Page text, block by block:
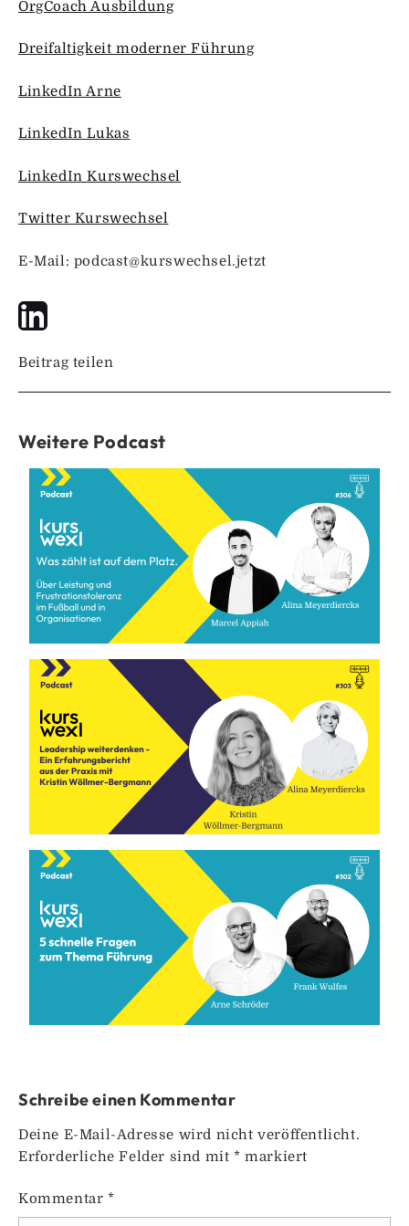
OrgCoach Ausbildung
Dreifaltigkeit moderner Führung
LinkedIn Arne
LinkedIn Lukas
LinkedIn Kurswechsel
Twitter Kurswechsel
E-Mail: podcast@kurswechsel.jetzt
Beitrag teilen
Weitere Podcast
Schreibe einen Kommentar
Deine E-Mail-Adresse wird nicht veröffentlicht.
Erforderliche Felder sind mit* markiert
Kommentar *